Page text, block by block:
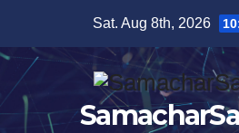
content
Sat. Aug 8th, 2026